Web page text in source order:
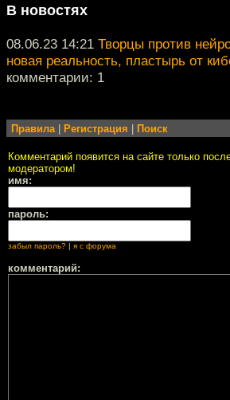
В новостях
08.06.23 14:21 Творцы против
новая реальность, пластырь от
комментарии: 1
Правила| Регистрация Поиск
Комментарий появится на сайте только
модератором!
имя:
пароль:
забыл пароль? я с форума
комментарий: